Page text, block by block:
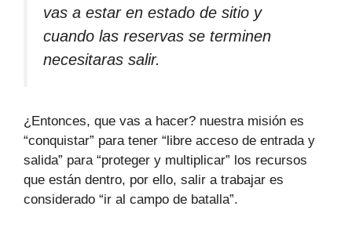
vas a estar en estado de sitio y
cuando las reservas se terminen
necesitaras salir.
¿Entonces, que vas a hacer? nuestra misión es
“conquistar” para tener “libre acceso de entrada y
salida” para “proteger y multiplicar” los recursos
que están dentro, por ello, salir a trabajar es
considerado “ir al campo de batalla”.